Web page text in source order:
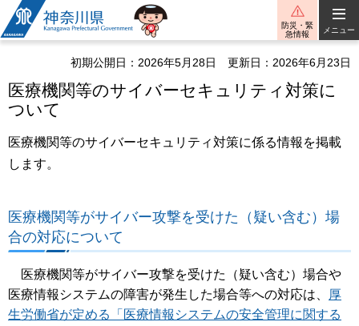
神奈川県
防災・緊
急情報
メニュー
初期公開日：2026年5月28日 更新日：2026年6月23日
医療機関等のサイバーセキュリティ対策に
ついて
医療機関等のサイバーセキュリティ対策に係る情報を掲載
します。
医療機関等がサイバー攻撃を受けた（疑い含む）場
合の対応について
医療機関等がサイバー攻撃を受けた（疑い含む）場合や
医療情報システムの障害が発生した場合等への対応は、
厚
生労働省が定める「医療情報システムの安全管理に関する